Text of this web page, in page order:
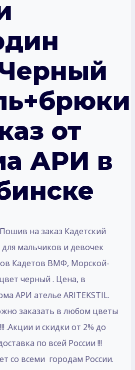
от
АРИ в
на заказ Кадетский
мальчиков и девочек
Кадетов ВМФ, Морской-
черный . Цена, в
АРИ ателье ARITEKSTIL.
заказать в любом цветы
.Акции и скидки от 2% до
по всей России !!!
со всеми городам России.